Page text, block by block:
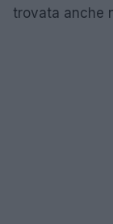
trovata anche